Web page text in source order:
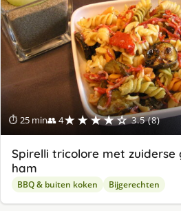
⏱ 25 min👥 4★★★★☆ 3.5 (8)
Spirelli tricolore met zuiderse
ham
BBQ & buiten koken Bijgerechten